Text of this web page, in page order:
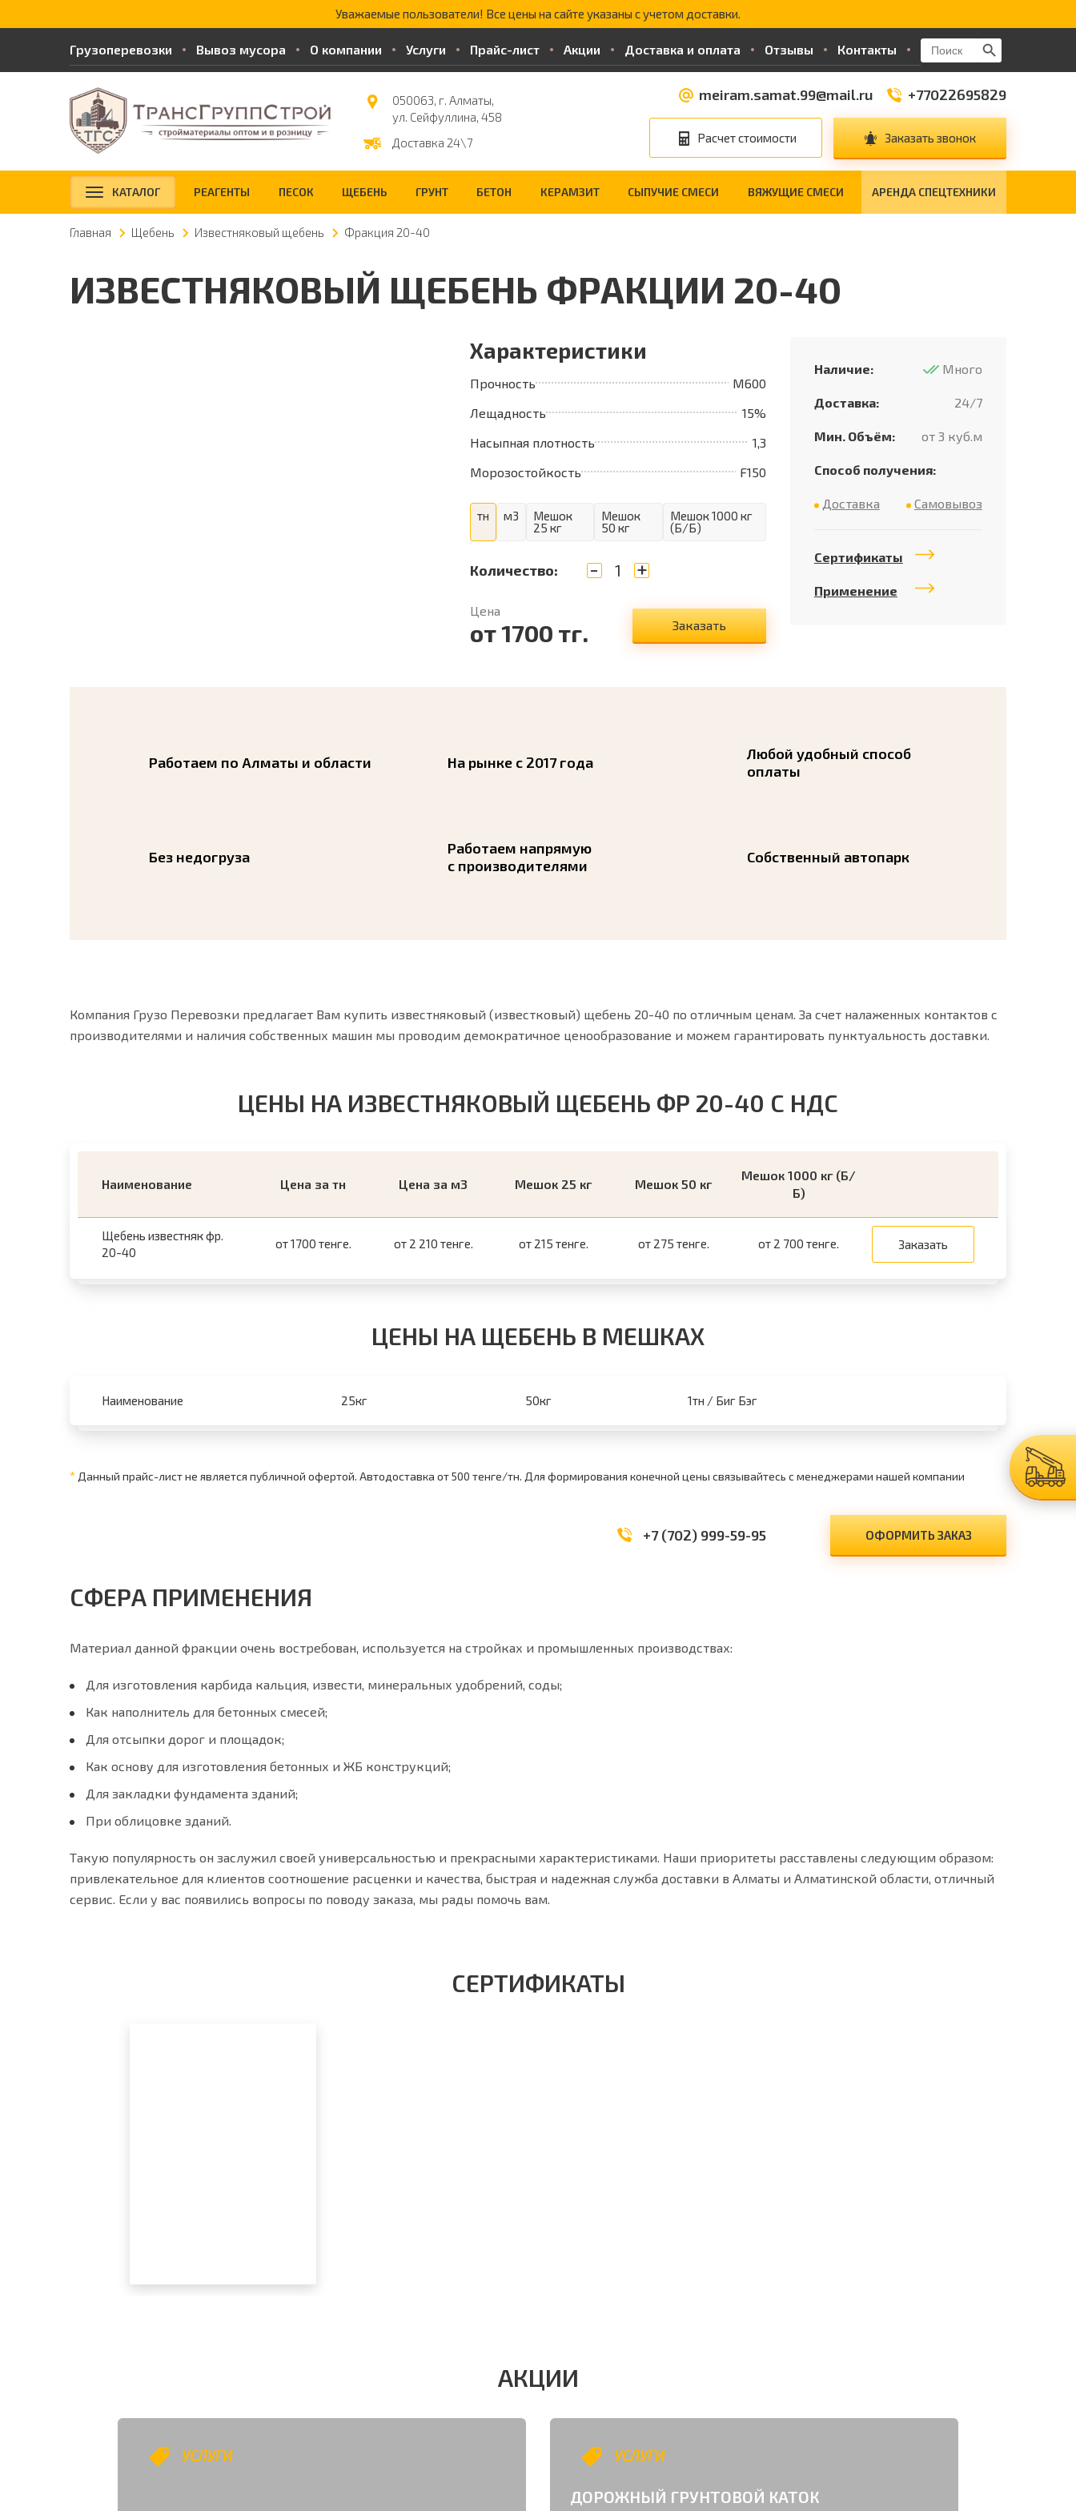
Уважаемые пользователи! Все цены на сайте указаны с учетом доставки.
Грузоперевозки Вывоз мусора О компании Услуги Прайс-лист Акции Доставка и оплата Отзывы Контакты
Search
for:
Search Button
050063, г. Алматы,
ул. Сейфуллина, 458
Доставка 24\7
meiram.samat.99@mail.ru +77022695829
Расчет стоимости Заказать звонок
КАТАЛОГ РЕАГЕНТЫ ПЕСОК ЩЕБЕНЬ ГРУНТ БЕТОН КЕРАМЗИТ СЫПУЧИЕ СМЕСИ ВЯЖУЩИЕ СМЕСИ АРЕНДА СПЕЦТЕХНИКИ
Главная Щебень Известняковый щебень Фракция 20-40
ИЗВЕСТНЯКОВЫЙ ЩЕБЕНЬ ФРАКЦИИ 20-40
Доставка от 3 м
Характеристики
Прочность
M600
Лещадность
15%
Насыпная плотность
1,3
Морозостойкость
F150
тн м3
Мешок
25 кг
Мешок
50 кг
Мешок 1000 кг
(Б/Б)
Количество: - +
Цена
от1700 тг. Заказать
Наличие: Много
Доставка: 24/7
Мин. Объём: от 3 куб.м
Способ получения:
Доставка Самовывоз
Сертификаты
Применение
Работаем по Алматы и области На рынке с 2017 года
Любой удобный способ
оплаты
Без недогруза
Работаем напрямую
с производителями
Собственный автопарк
Компания Грузо Перевозки предлагает Вам купить известняковый (известковый) щебень 20-40 по отличным ценам. За счет налаженных контактов с
производителями и наличия собственных машин мы проводим демократичное ценообразование и можем гарантировать пунктуальность доставки.
ЦЕНЫ НА ИЗВЕСТНЯКОВЫЙ ЩЕБЕНЬ ФР 20-40 С НДС
Наименование Цена за тн Цена за м3 Мешок 25 кг Мешок 50 кг
Мешок 1000 кг (Б/
Б)
Щебень известняк фр.
20-40
от 1700 тенге. от 2 210 тенге. от 215 тенге. от 275 тенге. от 2 700 тенге. Заказать
ЦЕНЫ НА ЩЕБЕНЬ В МЕШКАХ
Наименование 25кг 50кг 1тн / Биг Бэг
* Данный прайс-лист не является публичной офертой. Автодоставка от 500 тенге/тн. Для формирования конечной цены связывайтесь с менеджерами нашей компании
+7 (702) 999-59-95 ОФОРМИТЬ ЗАКАЗ
СФЕРА ПРИМЕНЕНИЯ
Материал данной фракции очень востребован, используется на стройках и промышленных производствах:
Для изготовления карбида кальция, извести, минеральных удобрений, соды;
Как наполнитель для бетонных смесей;
Для отсыпки дорог и площадок;
Как основу для изготовления бетонных и ЖБ конструкций;
Для закладки фундамента зданий;
При облицовке зданий.
Такую популярность он заслужил своей универсальностью и прекрасными характеристиками. Наши приоритеты расставлены следующим образом:
привлекательное для клиентов соотношение расценки и качества, быстрая и надежная служба доставки в Алматы и Алматинской области, отличный
сервис. Если у вас появились вопросы по поводу заказа, мы рады помочь вам.
СЕРТИФИКАТЫ
АКЦИИ
УСЛУГИ УСЛУГИ
ДОРОЖНЫЙ ГРУНТОВОЙ КАТОК